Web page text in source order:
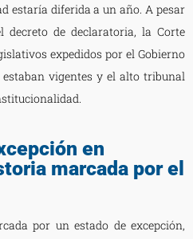
estaría diferida a un año. A pesar
decreto de declaratoria, la Corte
expedidos por el Gobierno
vigentes y el alto tribunal
en
marcada por el
por un estado de excepción,